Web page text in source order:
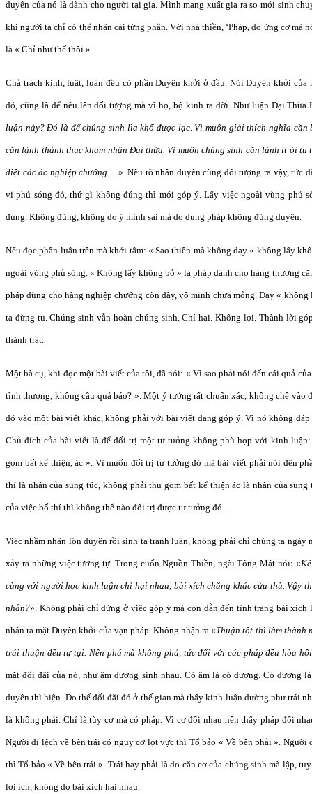
duyên của nó là dành cho người tại gia. Mình mang xuất gia ra so mới sinh
khi người ta chỉ có thể nhận cái từng phần. Với nhà thiền, ‘Pháp, do ứng cơ mà
là « Chỉ như thế thôi ».
Chả trách kinh, luật, luận đều có phần Duyên khởi ở đầu. Nói Duyên khởi
đó, cũng là để nêu lên đối tượng mà vì họ, bộ kinh ra đời. Như luận Đại
luận này? Đó là để chúng sinh lìa khổ được lạc. Vì muốn giải thích nghĩa căn
căn lành thành thục kham nhận Đại thừa. Vì muốn chúng sinh căn lành ít ỏi
diệt các ác nghiệp chướng… ». Nêu rõ nhân duyên cùng đối tượng ra vậy, tức
vi phủ sóng đó, thứ gì không đúng thì mới góp ý. Lấy việc ngoài vùng phủ
đúng. Không đúng, không do ý mình sai mà do dụng pháp không đúng duyên.
Nếu đọc phần luận trên mà khởi tâm: « Sao thiền mà không dạy « không lấy
ngoài vòng phủ sóng. « Không lấy không bỏ » là pháp dành cho hàng thượng
pháp dùng cho hàng nghiệp chướng còn dày, vô minh chưa mỏng. Dạy «
ta đừng tu. Chúng sinh vẫn hoàn chúng sinh. Chỉ hại. Không lợi. Thành lời
thành trật.
Một bà cụ, khi đọc một bài viết của tôi, đã nói: « Vì sao phải nói đến cái quả
tình thương, không cầu quả báo? ». Một ý tưởng rất chuẩn xác, không chê
đó vào một bài viết khác, không phải với bài viết đang góp ý. Vì nó không
Chủ đích của bài viết là để đối trị một tư tưởng không phù hợp với kinh
gom bất kể thiện, ác ». Vì muốn đối trị tư tưởng đó mà bài viết phải nói đến
thí là nhân của sung túc, không phải thu gom bất kể thiện ác là nhân của
của việc bố thí thì không thể nào đối trị được tư tưởng đó.
Việc nhầm nhân lộn duyên rồi sinh ta tranh luận, không phải chỉ chúng ta ngày
xảy ra những việc tương tự. Trong cuốn Nguồn Thiền, ngài Tông Mật nói: «
cùng với người học kinh luận chỉ hại nhau, bài xích chẳng khác cừu thù. Vậy
nhẫn?». Không phải chỉ dừng ở việc góp ý mà còn dẫn đến tình trạng bài
nhận ra mặt Duyên khởi của vạn pháp. Không nhận ra «Thuận tột thì làm thành
trái thuận đều tự tại. Nên phá mà không phá, tức đối với các pháp đều hòa hội
mặt đối đãi của nó, như âm dương sinh nhau. Có âm là có dương. Có dương
duyên thì hiện. Do thế đối đãi đó ở thế gian mà thấy kinh luận dường như trái
là không phải. Chỉ là tùy cơ mà có pháp. Vì cơ đối nhau nên thấy pháp đối
Người đi lệch về bên trái có nguy cơ lọt vực thì Tổ bảo « Về bên phải ».
thì Tổ bảo « Về bên trái ». Trái hay phải là do căn cơ của chúng sinh mà lập,
lợi ích, không do bài xích hại nhau.